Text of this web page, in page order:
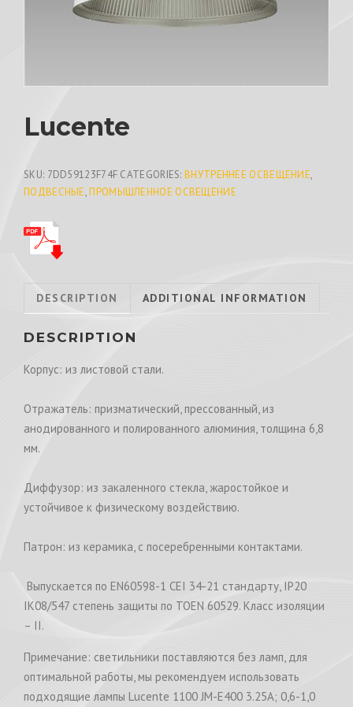
Lucente
SKU: 7DD59123F74F CATEGORIES:ВНУТРЕННЕЕ ОСВЕЩЕНИЕ,
ПОДВЕСНЫЕ,ПРОМЫШЛЕННОЕ ОСВЕЩЕНИЕ
DESCRIPTION ADDITIONAL INFORMATION
DESCRIPTION
Корпус: из листовой стали.
Отражатель: призматический, прессованный, из
анодированного и полированного алюминия, толщина 6,8
мм.
Диффузор: из закаленного стекла, жаростойкое и
устойчивое к физическому воздействию.
Патрон: из керамика, с посеребренными контактами.
Выпускается по EN60598-1 CEI 34-21 стандарту, IP20
IK08/547 степень защиты по TOEN 60529. Класс изоляции
– II.
Примечание: светильники поставляются без ламп, для
оптимальной работы, мы рекомендуем использовать
подходящие лампы Lucente 1100 JM-E400 3.25A; 0,6-1,0